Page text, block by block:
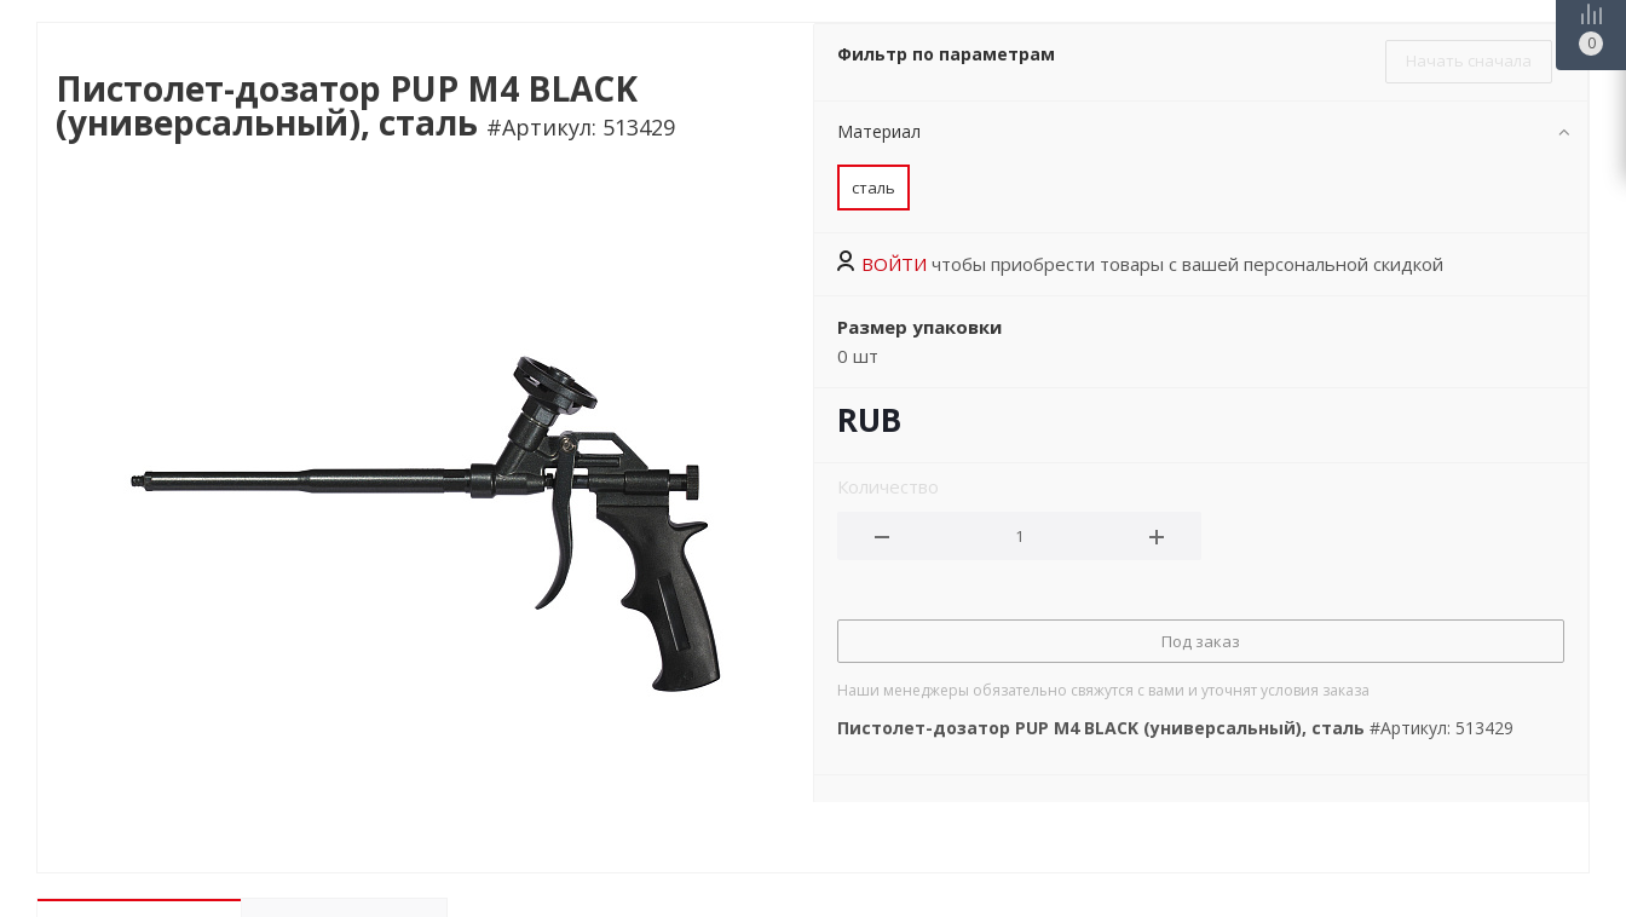
Фильтр по параметрам Начать сначала
Материал
сталь
ВОЙТИ чтобы приобрести товары с вашей персональной скидкой
Размер упаковки
0 шт
RUB
Количество
Под заказ
Наши менеджеры обязательно свяжутся с вами и уточнят условия заказа
Пистолет-дозатор PUP M4 BLACK (универсальный), сталь #Артикул: 513429
Пистолет-дозатор PUP M4 BLACK
(универсальный), сталь #Артикул: 513429
0